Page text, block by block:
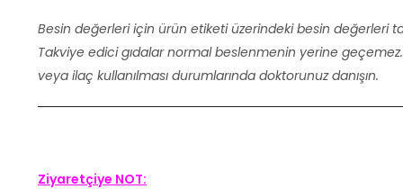
Besin değerleri için ürün etiketi üzerindeki besin değerleri
Takviye edici gıdalar normal beslenmenin yerine
veya ilaç kullanılması durumlarında doktorunuz danışın.
Ziyaretçiye NOT: